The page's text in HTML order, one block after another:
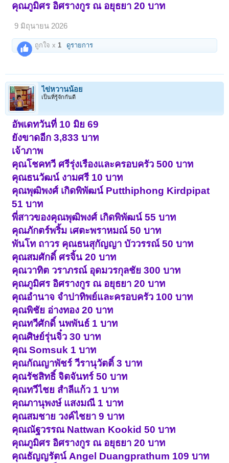
คุณภูมิศร อิศรางกูร ณ อยุธยา 20 บาท
9 มิถุนายน 2026
ถูกใจ x1 ดูรายการ
ไข่หวานน้อย
เป็นที่รู้จักกันดี
อัพเดทวันที่ 10 มิย 69
ยังขาดอีก 3,833 บาท
เจ้าภาพ
คุณโชคทวี ศรีรุ่งเรืองและครอบครัว 500 บาท
คุณธนวัฒน์ งามศรี 10 บาท
คุณพุฒิพงศ์ เกิดพิพัฒน์ Putthiphong Kirdpipat
51 บาท
พี่สาวของคุณพุฒิพงศ์ เกิดพิพัฒน์ 55 บาท
คุณภักตร์พริ้ม เศตะพราหมณ์ 50 บาท
พันโท ถาวร คุณธนสุกัญญา บัววรรณ์ 50 บาท
คุณสมศักดิ์ ศรจิ้น 20 บาท
คุณวาทิต วราภรณ์ อุดมวรกุลชัย 300 บาท
คุณภูมิศร อิศรางกูร ณ อยุธยา 20 บาท
คุณอำนาจ จำปาทิพย์และครอบครัว 100 บาท
คุณพิชัย อ่างทอง 20 บาท
คุณทวีศักดิ์ นพพันธ์ 1 บาท
คุณศิษย์รุ่นจิ๋ว 30 บาท
คุณ Somsuk 1 บาท
คุณกัณญาพัชร์ วีรานุวัตติ์ 3 บาท
คุณรัชสิทธิ์ จิตจันทร์ 50 บาท
คุณทวีไชย สำลีแก้ว 1 บาท
คุณภานุพงษ์ แสงมณี 1 บาท
คุณสมชาย วงค์ไชยา 9 บาท
คุณณัฐวรรณ Nattwan Kookid 50 บาท
คุณภูมิศร อิศรางกูร ณ อยุธยา 20 บาท
คุณธัญญรัตน์ Angel Duangprathum 109 บาท